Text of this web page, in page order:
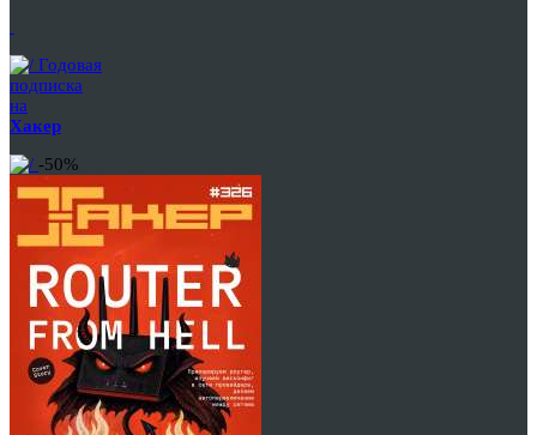
Годовая
подписка
на
Хакер
-50%